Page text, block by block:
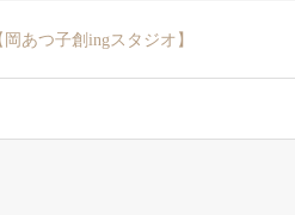
あつ子創ingスタジオ】